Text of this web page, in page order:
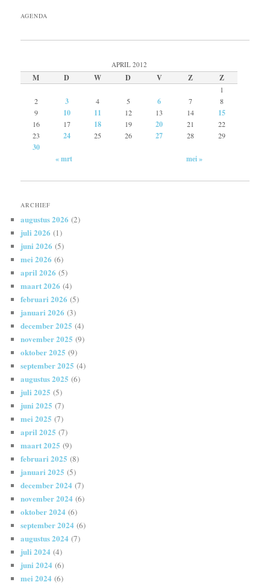
AGENDA
APRIL 2012
M D W D V Z Z
1
2
3 4 5 6 7
8
9
10 11 12 13 14 15
16 17 18 19 20 21
22
23
24 25 26 27 28 29
30
« mrt
mei »
ARCHIEF
augustus 2026 (2)
juli 2026 (1)
juni 2026 (5)
mei 2026 (6)
april 2026 (5)
maart 2026 (4)
februari 2026 (5)
januari 2026 (3)
december 2025 (4)
november 2025 (9)
oktober 2025 (9)
september 2025 (4)
augustus 2025 (6)
juli 2025 (5)
juni 2025 (7)
mei 2025 (7)
april 2025 (7)
maart 2025 (9)
februari 2025 (8)
januari 2025 (5)
december 2024 (7)
november 2024 (6)
oktober 2024 (6)
september 2024 (6)
augustus 2024 (7)
juli 2024 (4)
juni 2024 (6)
mei 2024 (6)